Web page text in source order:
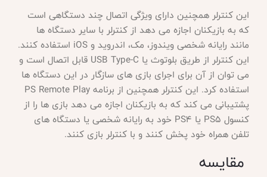
این کنترلر همچنین دارای ویژگی اتصال چند دستگاهی است
که به بازیکنان اجازه می دهد از کنترلر با سایر دستگاه ها
مانند رایانه شخصی ویندوز، مک، اندروید و
iOS استفاده کنند.
این کنترلر از طریق بلوتوث یا USB Type-C قابل اتصال است و
می توان از آن برای اجرای بازی های سازگار در این دستگاه ها
استفاده کرد. این کنترلر همچنین از برنامه PS Remote Play
پشتیبانی می کند که به بازیکنان اجازه می دهد بازی ها را از
کنسول PS5 یا PS4 خود به رایانه شخصی یا دستگاه های
تلفن همراه خود پخش کنند و با کنترلر بازی کنند.
مقایسه